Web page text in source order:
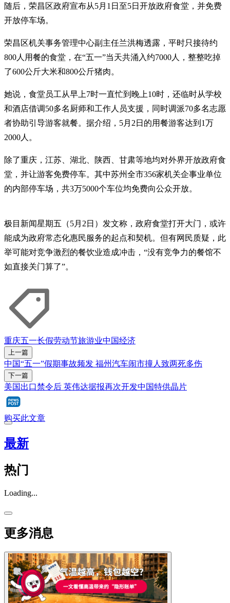
随后，荣昌区政府宣布从5月1日至5日开放政府食堂，并免费
开放停车场。
荣昌区机关事务管理中心副主任兰洪梅透露，平时只接待约
800人用餐的食堂，在“五一”当天共涌入约7000人，整整吃掉
了600公斤大米和800公斤猪肉。
她说，食堂员工从早上7时一直忙到晚上10时，还临时从学校
和酒店借调50多名厨师和工作人员支援，同时调派70多名志愿
者协助引导游客就餐。据介绍，5月2日的用餐游客达到1万
2000人。
除了重庆，江苏、湖北、陕西、甘肃等地均对外界开放政府食
堂，并让游客免费停车。其中苏州全市356家机关企事业单位
的内部停车场，共3万5000个车位均免费向公众开放。
极目新闻星期五（5月2日）发文称，政府食堂打开大门，或许
能成为政府常态化惠民服务的起点和契机。但有网民质疑，此
举可能对竞争激烈的餐饮业造成冲击，“没有竞争力的餐馆不
如直接关门算了”。
重庆五一长假劳动节旅游业中国经济
上一篇
中国“五一”假期事故频发 福州汽车闹市撞人致两死多伤
下一篇
美国出口禁令后 英伟达据报再次开发中国特供晶片
购买此文章
最新
热门
Loading...
更多消息